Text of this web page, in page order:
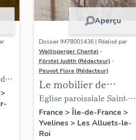
>
Aperçu
Dossier IM78001436 | Réalisé par
Waltisperger Chantal -
Förstel Judith (Rédacteur) -
Peuvot Flora (Rédacteur)
Le mobilier de
l'église paroissiale
Saint-Nicolas
Eglise paroissiale Saint-
Nicolas
France > Île-de-France >
Yvelines> Les Alluets-le-
Roi